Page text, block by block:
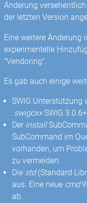
Änderung
der letzten Version
Eine weitere Änderung
experimentelle
"Vendoring".
Es gab auch einige
SWIG Unterstützung
.swigcxxSWIG
Der install
SubCommand im
vorhanden, um
zu vermeiden.
Die std(Standard
aus. Eine neue cmd
ab.